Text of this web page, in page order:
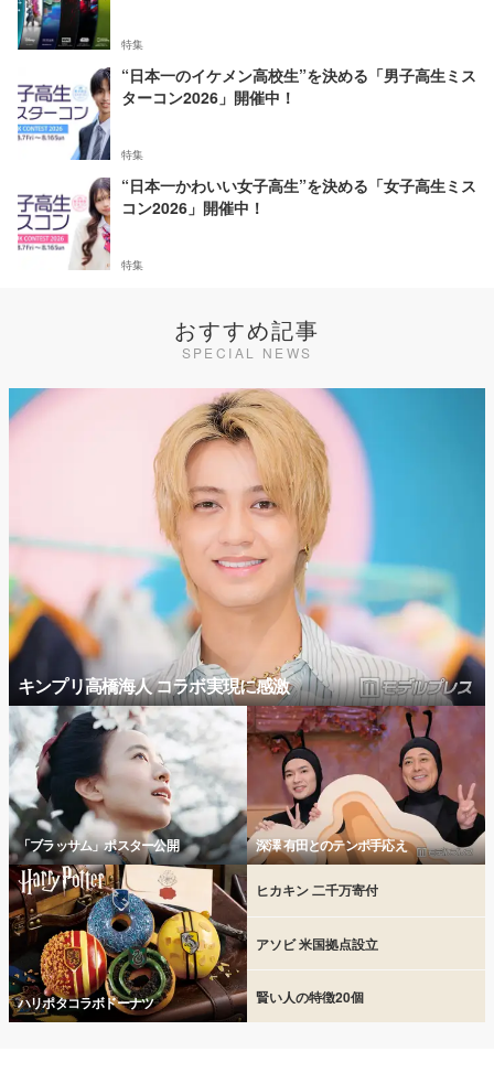
特集
“日本一のイケメン高校生”を決める「男子高生ミス
ターコン2026」開催中！
特集
“日本一かわいい女子高生”を決める「女子高生ミス
コン2026」開催中！
特集
おすすめ記事
SPECIAL NEWS
キンプリ高橋海人 コラボ実現に感激
「ブラッサム」ポスター公開 深澤 有田とのテンポ手応え
ハリポタコラボドーナツ
ヒカキン 二千万寄付
アソビ 米国拠点設立
賢い人の特徴20個